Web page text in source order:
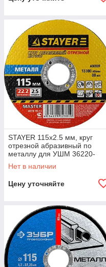
STAYER 115х2.5 мм, круг
отрезной абразивный по
металлу для УШМ 36220-
115-2.5_z01 Master
Нет в наличии
Цену уточняйте